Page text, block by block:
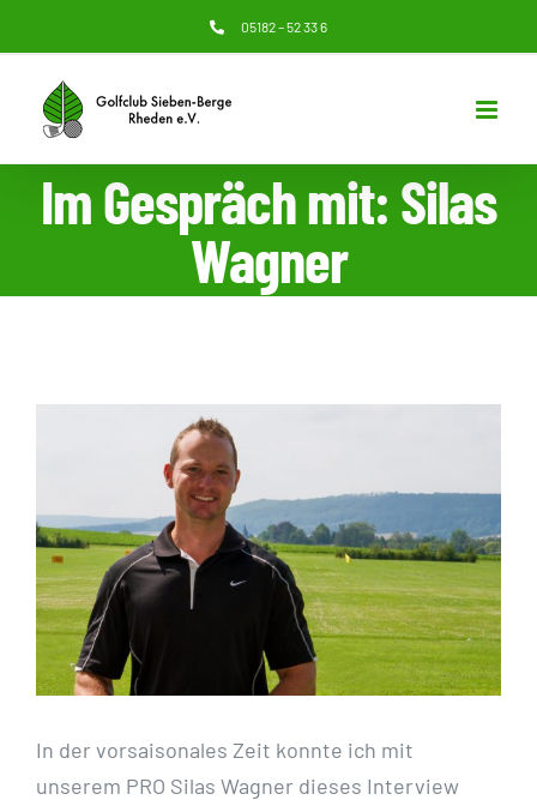
Inhalt
springen
05182 – 52 33 6
Im Gespräch mit: Silas
Wagner
In der vorsaisonales Zeit konnte ich mit
unserem PRO Silas Wagner dieses Interview